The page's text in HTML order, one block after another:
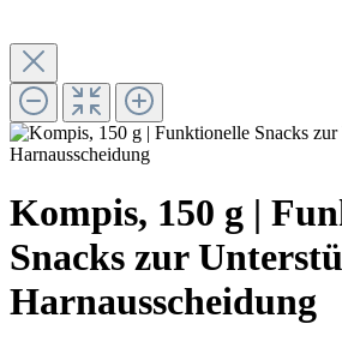
Kompis, 150 g |
Snacks zur
Harnausscheidung